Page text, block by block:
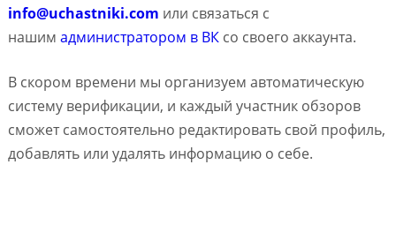
info@uchastniki.com или связаться с
нашим администратором в ВКсо своего аккаунта.
В скором времени мы организуем автоматическую
систему верификации, и каждый участник обзоров
сможет самостоятельно редактировать свой профиль,
добавлять или удалять информацию о себе.